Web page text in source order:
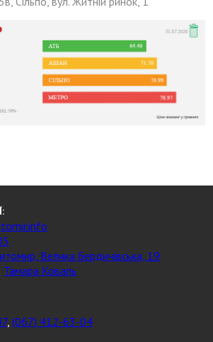
Велика Бердичівська, 19
Тамара Коваль
,(067) 412-63-04